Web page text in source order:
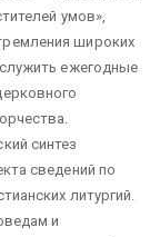
умов»,
широких
ежегодные
синтез
сведений по
литургий.
и